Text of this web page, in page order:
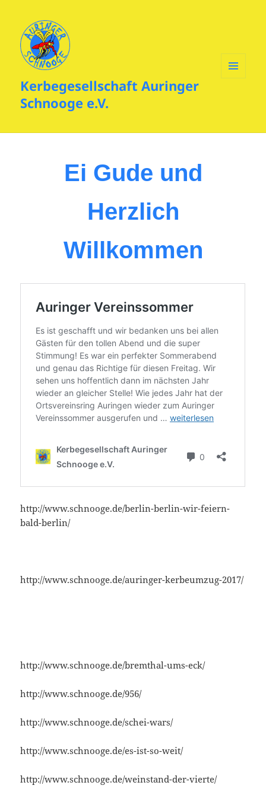
Kerbegesellschaft Auringer
Schnooge e.V.
Ei Gude und
Herzlich
Willkommen
http://www.schnooge.de/berlin-berlin-wir-feiern-
bald-berlin/
http://www.schnooge.de/auringer-kerbeumzug-2017/
http://www.schnooge.de/bremthal-ums-eck/
http://www.schnooge.de/956/
http://www.schnooge.de/schei-wars/
http://www.schnooge.de/es-ist-so-weit/
http://www.schnooge.de/weinstand-der-vierte/